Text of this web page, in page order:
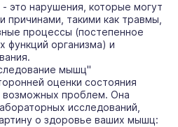
это нарушения, которые могут
причинами, такими как травмы,
процессы (постепенное
функций организма) и
мышц"
оценки состояния
проблем. Она
исследований,
о здоровье ваших мышц: